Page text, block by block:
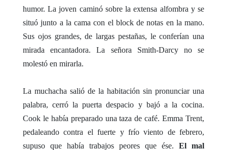
humor. La joven caminó sobre la extensa alfombra y se
situó junto a la cama con el block de notas en la mano.
Sus ojos grandes, de largas pestañas, le conferían una
mirada encantadora. La señora Smith-Darcy no se
molestó en mirarla.
La muchacha salió de la habitación sin pronunciar una
palabra, cerró la puerta despacio y bajó a la cocina.
Cook le había preparado una taza de café. Emma Trent,
pedaleando contra el fuerte y frío viento de febrero,
supuso que había trabajos peores que ése. El mal